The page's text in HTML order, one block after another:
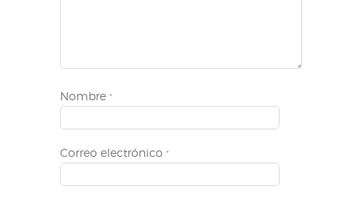
Nombre *
Correo electrónico *